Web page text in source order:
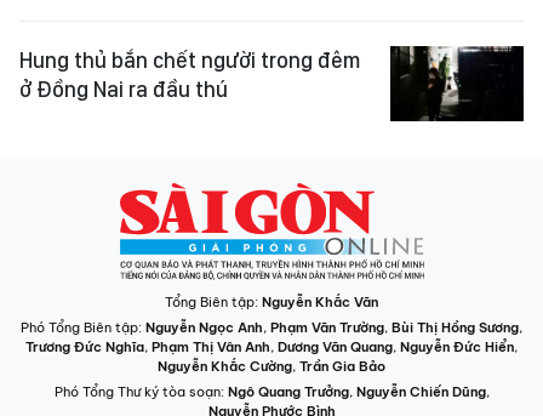
Hung thủ bắn chết người trong đêm
ở Đồng Nai ra đầu thú
Tổng Biên tập: Nguyễn Khắc Văn
Phó Tổng Biên tập: Nguyễn Ngọc Anh, Phạm Văn Trường, Bùi Thị Hồng Sương,
Trương Đức Nghĩa, Phạm Thị Vân Anh, Dương Văn Quang, Nguyễn Đức Hiển,
Nguyễn Khắc Cường, Trần Gia Bảo
Phó Tổng Thư ký tòa soạn: Ngô Quang Trưởng, Nguyễn Chiến Dũng,
Nguyễn Phước Bình